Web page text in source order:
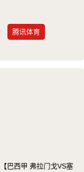
腾讯体育
巴西甲 弗拉门戈VS塞